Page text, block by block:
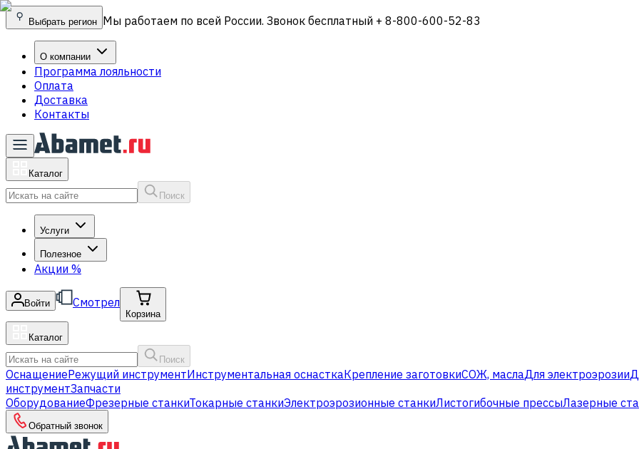
Выбрать регион Мы работаем по всей России. Звонок бесплатный + 8-800-600-52-83
О компании
Программа лояльности
Оплата
Доставка
Контакты
Каталог
Поиск
Услуги
Полезное
Акции %
Войти Смотрел
Корзина
Каталог
Поиск
ОснащениеРежущий инструментИнструментальная оснасткаКрепление заготовкиСОЖ, маслаДля электроэрозии
инструментЗапчасти
ОборудованиеФрезерные станкиТокарные станкиЭлектроэрозионные станкиЛистогибочные прессыЛазерные
Обратный звонок